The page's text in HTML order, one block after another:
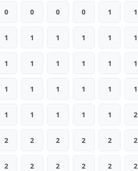
0 0 0 0 1 1
1 1 1 1 1 1
1 1 1 1 1 1
1 1 1 1 1 1
1 1 1 1 1 2
2 2 2 2 2 2
2 2 2 2 2 2